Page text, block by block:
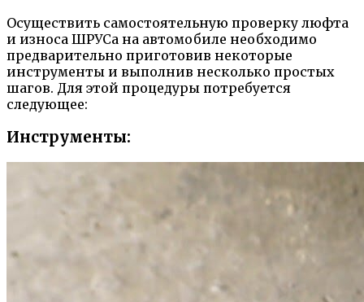
Осуществить самостоятельную проверку люфта
и износа ШРУСа на автомобиле необходимо
предварительно приготовив некоторые
инструменты и выполнив несколько простых
шагов. Для этой процедуры потребуется
следующее:
Инструменты: